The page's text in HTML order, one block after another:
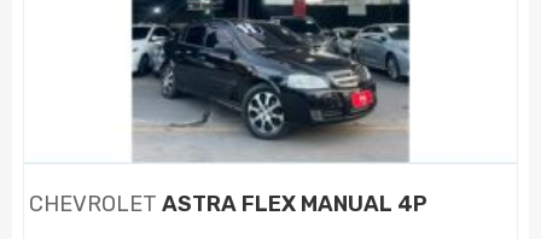
CHEVROLET ASTRA FLEX MANUAL 4P